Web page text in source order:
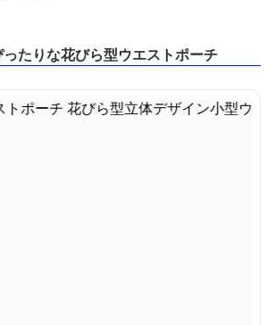
たりな花びら型ウエストポーチ